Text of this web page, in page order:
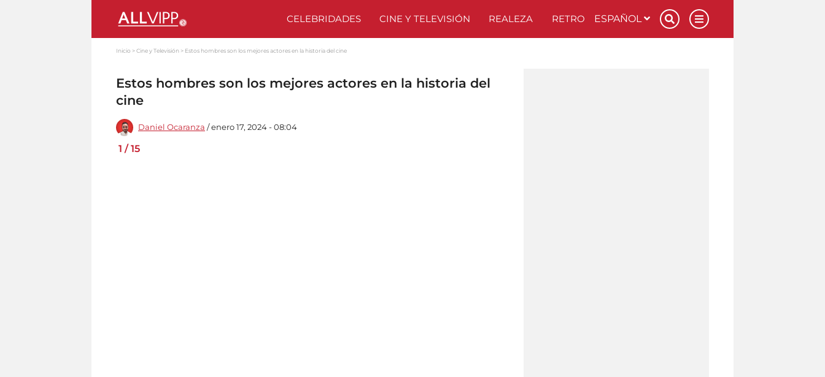
CELEBRIDADES CINE Y TELEVISIÓN REALEZA RETRO ESPAÑOL
Inicio Cine y Televisión Estos hombres son los mejores actores en la historia del cine
Estos hombres son los mejores actores en la historia del
cine
Daniel Ocaranza / enero 17, 2024 - 08:04
1 /15